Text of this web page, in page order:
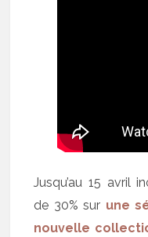
Jusqu’au 15 avril
de 30% sur une
nouvelle